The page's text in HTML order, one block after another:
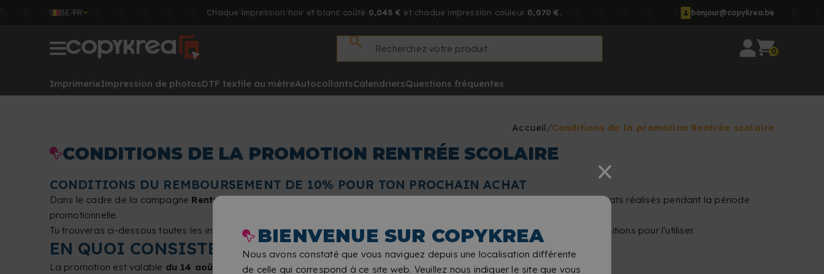
BIENVENUE SUR COPYKREA
Nous avons constaté que vous naviguez depuis une localisation différente
de celle qui correspond à ce site web. Veuillez nous indiquer le site que vous
BE-FR Chaque impression noir et blanc coûte 0,045 € et chaque impression couleur 0,070 €. bonjour@copykrea.be
0
ImprimerieImpression de photosDTF textile au mètreAutocollantsCalendriersQuestions fréquentes
Accueil Conditions de la promotion Rentrée scolaire
CONDITIONS DE LA PROMOTION RENTRÉE SCOLAIRE
CONDITIONS DU REMBOURSEMENT DE 10% POUR TON PROCHAIN ACHAT
Dans le cadre de la campagne Rentrée scolaire 2026, Copykrea t'offre10% de remboursementsur le montant de tes achats réalisés pendant la période
promotionnelle.
Tu trouveras ci-dessous toutes les informations sur le fonctionnement de la promotion, le calcul du remboursement et les conditions pour l'utiliser.
EN QUOI CONSISTE LA PROMOTION ?
La promotion est valable du 14 août au 19 octobre 2026, dates incluses.